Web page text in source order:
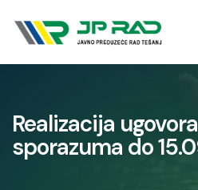
Realizacija
sporazuma do